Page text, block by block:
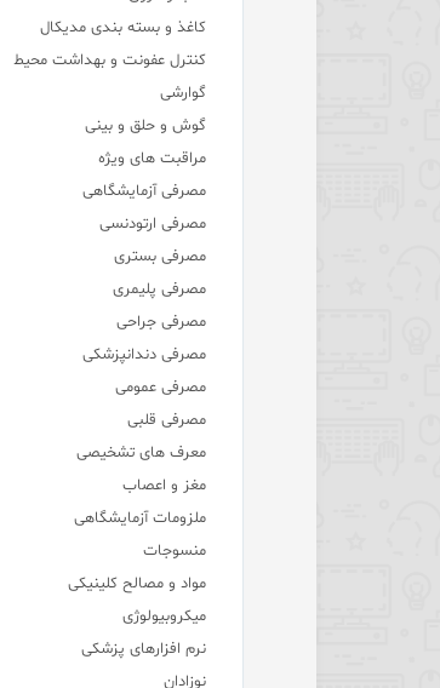
کاغذ و بسته بندی مدیکال
کنترل عفونت و بهداشت محیط
گوارشی
گوش و حلق و بینی
مراقبت های ویژه
مصرفی آزمایشگاهی
مصرفی ارتودنسی
مصرفی بستری
مصرفی پلیمری
مصرفی جراحی
مصرفی دندانپزشکی
مصرفی عمومی
مصرفی قلبی
معرف های تشخیصی
مغز و اعصاب
ملزومات آزمایشگاهی
منسوجات
مواد و مصالح کلینیکی
میکروبیولوژی
نرم افزارهای پزشکی
نوزادان